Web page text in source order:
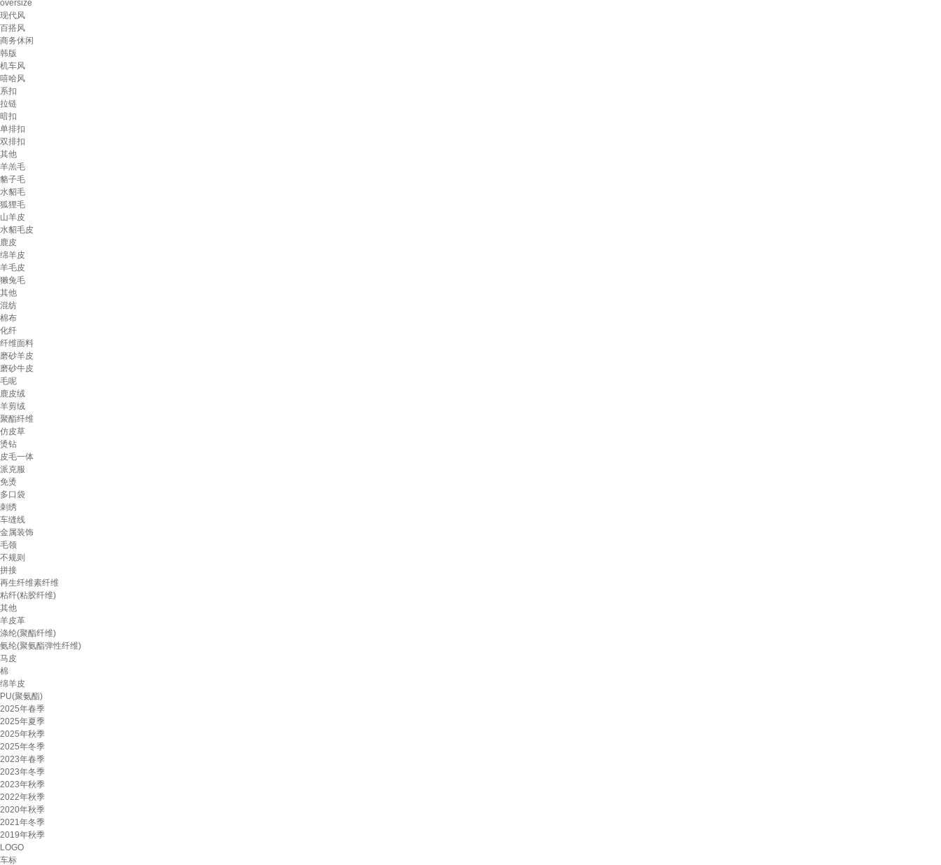
oversize
现代风
百搭风
商务休闲
韩版
机车风
嘻哈风
系扣
拉链
暗扣
单排扣
双排扣
其他
羊羔毛
貉子毛
水貂毛
狐狸毛
山羊皮
水貂毛皮
鹿皮
绵羊皮
羊毛皮
獭兔毛
其他
混纺
棉布
化纤
纤维面料
磨砂羊皮
磨砂牛皮
毛呢
鹿皮绒
羊剪绒
聚酯纤维
仿皮草
烫钻
皮毛一体
派克服
免烫
多口袋
刺绣
车缝线
金属装饰
毛领
不规则
拼接
再生纤维素纤维
粘纤(粘胶纤维)
其他
羊皮革
涤纶(聚酯纤维)
氨纶(聚氨酯弹性纤维)
马皮
棉
绵羊皮
PU(聚氨酯)
2025年春季
2025年夏季
2025年秋季
2025年冬季
2023年春季
2023年冬季
2023年秋季
2022年秋季
2020年秋季
2021年冬季
2019年秋季
LOGO
车标